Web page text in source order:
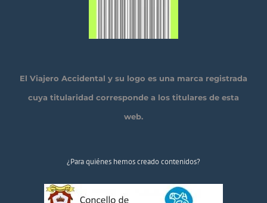
El Viajero Accidental y su logo es una marca registrada
cuya titularidad corresponde a los titulares de esta
web.
¿Para quiénes hemos creado contenidos?